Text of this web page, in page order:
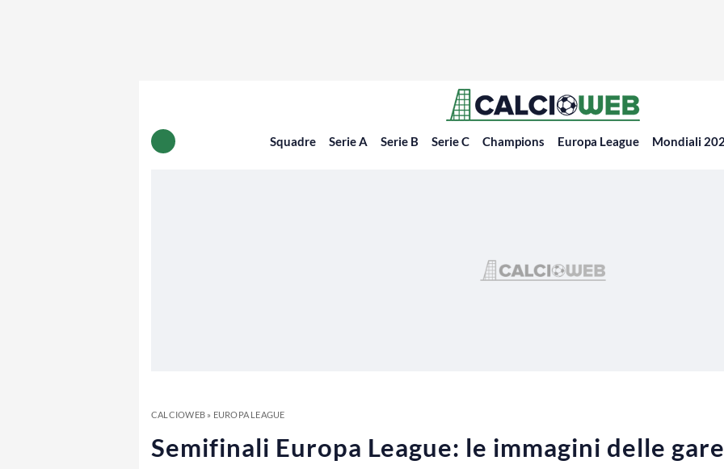
Squadre Serie A Serie B Serie C Champions Europa League Mondiali
CALCIOWEB» EUROPA LEAGUE
Semifinali Europa League: le immagini delle gare